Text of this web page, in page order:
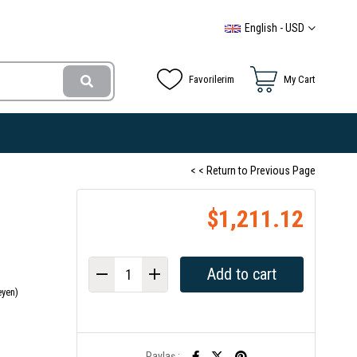
English - USD
My Cart
Favorilerim
< < Return to Previous Page
$1,211.12